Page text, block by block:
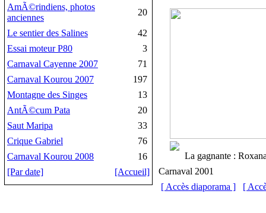
AmÃ©rindiens, photos
anciennes
20
Le sentier des Salines
42
Essai moteur P80
3
Carnaval Cayenne 2007
71
Carnaval Kourou 2007
197
Montagne des Singes
13
AntÃ©cum Pata
20
Saut Maripa
33
Crique Gabriel
76
Carnaval Kourou 2008
16
[Par date]
[Accueil]
La gagnante :
Carnaval 2001
[ Accès diaporama ]
[